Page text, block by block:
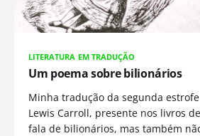
LITERATURA EM TRADUÇÃO
Um poema sobre bilionários
Minha tradução da segunda
Lewis Carroll, presente nos livros
fala de bilionários, mas também